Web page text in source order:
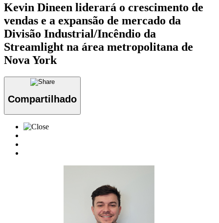
Kevin Dineen liderará o crescimento de
vendas e a expansão de mercado da
Divisão Industrial/Incêndio da
Streamlight na área metropolitana de
Nova York
Compartilhado